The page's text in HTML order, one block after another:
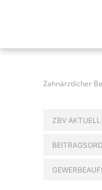
Navigation
Zahnärztlicher
Navigation
ZBV AKTUELL